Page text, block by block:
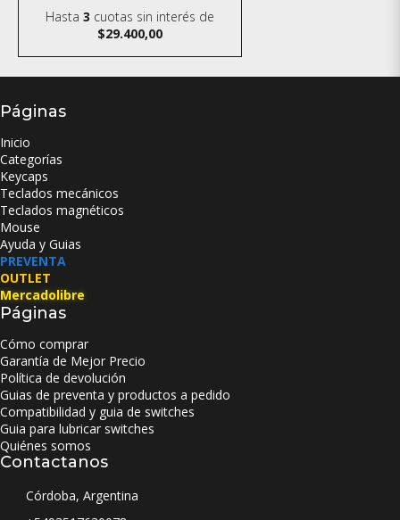
Hasta3 cuotas sin interés de
$29.400,00
Páginas
Inicio
Categorías
Keycaps
Teclados mecánicos
Teclados magnéticos
Mouse
Ayuda y Guias
PREVENTA
OUTLET
Mercadolibre
Páginas
Cómo comprar
Garantía de Mejor Precio
Política de devolución
Guias de preventa y productos a pedido
Compatibilidad y guia de switches
Guia para lubricar switches
Quiénes somos
Contactanos
Córdoba, Argentina